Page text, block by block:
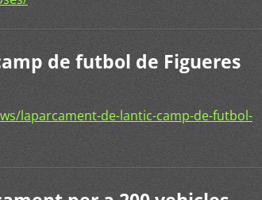
de futbol de Figueres
laparcament-de-lantic-camp-de-futbol-